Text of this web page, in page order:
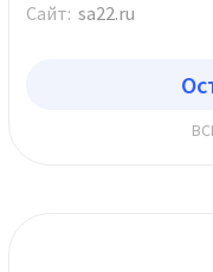
Сайт: sa22.ru